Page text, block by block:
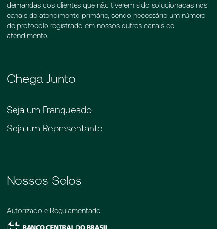
demandas dos clientes que não tiverem sido solucionadas nos
canais de atendimento primário, sendo necessário um número
de protocolo registrado em nossos outros canais de
atendimento.
Chega Junto
Seja um Franqueado
Seja um Representante
Nossos Selos
Autorizado e Regulamentado